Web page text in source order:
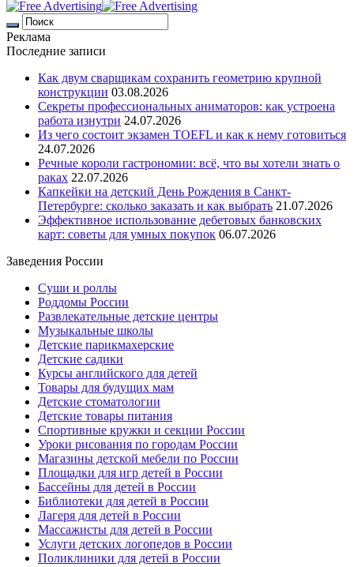
Реклама
Последние записи
Как двум сварщикам сохранить геометрию крупной
конструкции 03.08.2026
Секреты профессиональных аниматоров: как устроена
работа изнутри 24.07.2026
Из чего состоит экзамен TOEFL и как к нему готовиться
24.07.2026
Речные короли гастрономии: всё, что вы хотели знать о
раках 22.07.2026
Капкейки на детский День Рождения в Санкт-
Петербурге: сколько заказать и как выбрать 21.07.2026
Эффективное использование дебетовых банковских
карт: советы для умных покупок 06.07.2026
Заведения России
Суши и роллы
Роддомы России
Развлекательные детские центры
Музыкальные школы
Детские парикмахерские
Детские садики
Курсы английского для детей
Товары для будущих мам
Детские стоматологии
Детские товары питания
Спортивные кружки и секции России
Уроки рисования по городам России
Магазины детской мебели по России
Площадки для игр детей в России
Бассейны для детей в России
Библиотеки для детей в России
Лагеря для детей в России
Массажисты для детей в России
Услуги детских логопедов в России
Поликлиники для детей в России